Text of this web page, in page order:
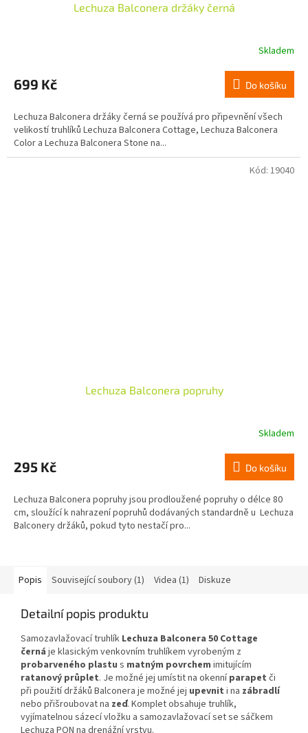
Lechuza Balconera držáky černá
Skladem
699 Kč Do košíku
Lechuza Balconera držáky černá se používá pro připevnění všech
velikostí truhlíků Lechuza Balconera Cottage, Lechuza Balconera
Color a Lechuza Balconera Stone na...
Lechuza Balconera popruhy
Skladem
295 Kč Do košíku
Lechuza Balconera popruhy jsou prodloužené popruhy o délce 80
cm, sloužící k nahrazení popruhů dodávaných standardně u Lechuza
Balconery držáků, pokud tyto nestačí pro...
Kód: 19040
Popis Související soubory (1) Videa (1) Diskuze
Detailní popis produktu
Samozavlažovací truhlík Lechuza Balconera 50 Cottage
černá je klasickým venkovním truhlíkem vyrobeným z
probarveného plastu s matným povrchem imitujícím
ratanový průplet. Je možné jej umístit na okenníparapet či
při použití držáků Balconera je možné jej upevnit i na zábradlí
nebo přišroubovat na zeď. Komplet obsahuje truhlík,
vyjímatelnou sázecí vložku a samozavlažovací set se sáčkem